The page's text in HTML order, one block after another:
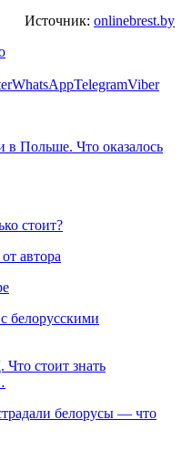
Источник: onlinebrest.by
WhatsAppTelegramViber
в Польше. Что оказалось
стоит?
автора
белорусскими
стоит знать
белорусы — что